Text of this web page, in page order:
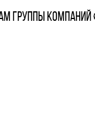
Группы компаний